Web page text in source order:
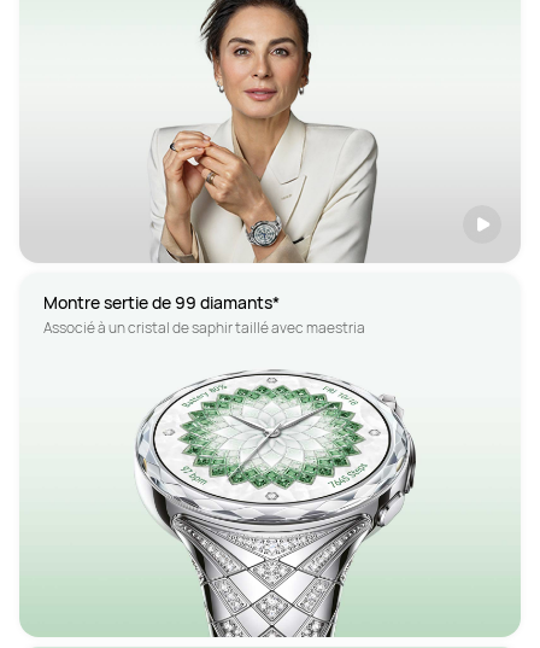
Montre sertie de 99 diamants*
Associé à un cristal de saphir taillé avec maestria